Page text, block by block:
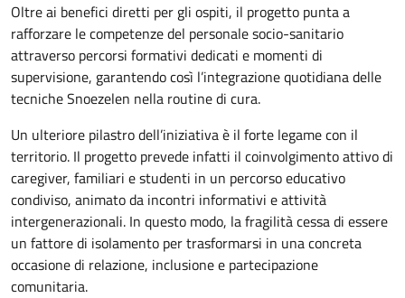
Oltre ai benefici diretti per gli ospiti, il progetto punta a
rafforzare le competenze del personale socio-sanitario
attraverso percorsi formativi dedicati e momenti di
supervisione, garantendo così l’integrazione quotidiana delle
tecniche Snoezelen nella routine di cura.
Un ulteriore pilastro dell’iniziativa è il forte legame con il
territorio. Il progetto prevede infatti il coinvolgimento attivo di
caregiver, familiari e studenti in un percorso educativo
condiviso, animato da incontri informativi e attività
intergenerazionali. In questo modo, la fragilità cessa di essere
un fattore di isolamento per trasformarsi in una concreta
occasione di relazione, inclusione e partecipazione
comunitaria.